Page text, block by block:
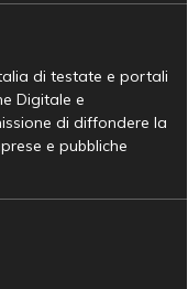
di testate e portali
Digitale e
di diffondere la
e pubbliche